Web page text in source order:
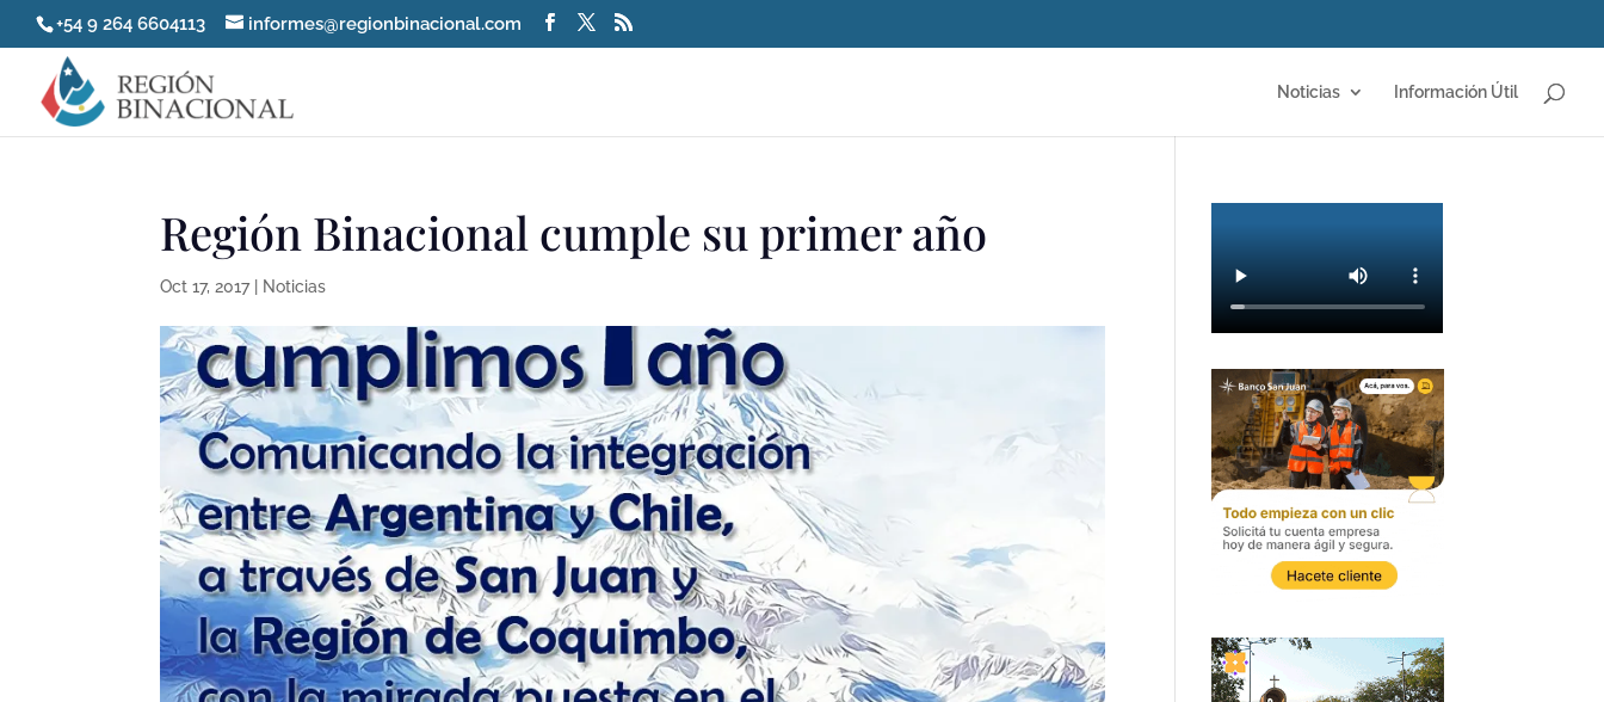
+54 9 264 6604113 informes@regionbinacional.com
Noticias Información Útil
Región Binacional cumple su primer año
Oct 17, 2017| Noticias